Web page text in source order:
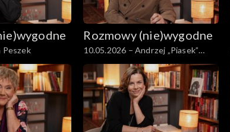
Peszek
Rozmowy (nie)wygodne
10.05.2026 – Andrzej „Piasek”
Piaseczny